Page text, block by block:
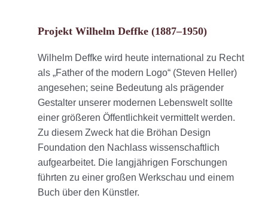
Projekt Wilhelm Deffke (1887–1950)
Wilhelm Deffke wird heute international zu Recht
als „Father of the modern Logo“ (Steven Heller)
angesehen; seine Bedeutung als prägender
Gestalter unserer modernen Lebenswelt sollte
einer größeren Öffentlichkeit vermittelt werden.
Zu diesem Zweck hat die Bröhan Design
Foundation den Nachlass wissenschaftlich
aufgearbeitet. Die langjährigen Forschungen
führten zu einer großen Werkschau und einem
Buch über den Künstler.